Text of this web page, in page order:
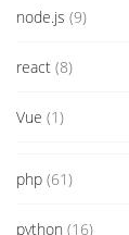
node.js (9)
react (8)
Vue (1)
php (61)
python (16)